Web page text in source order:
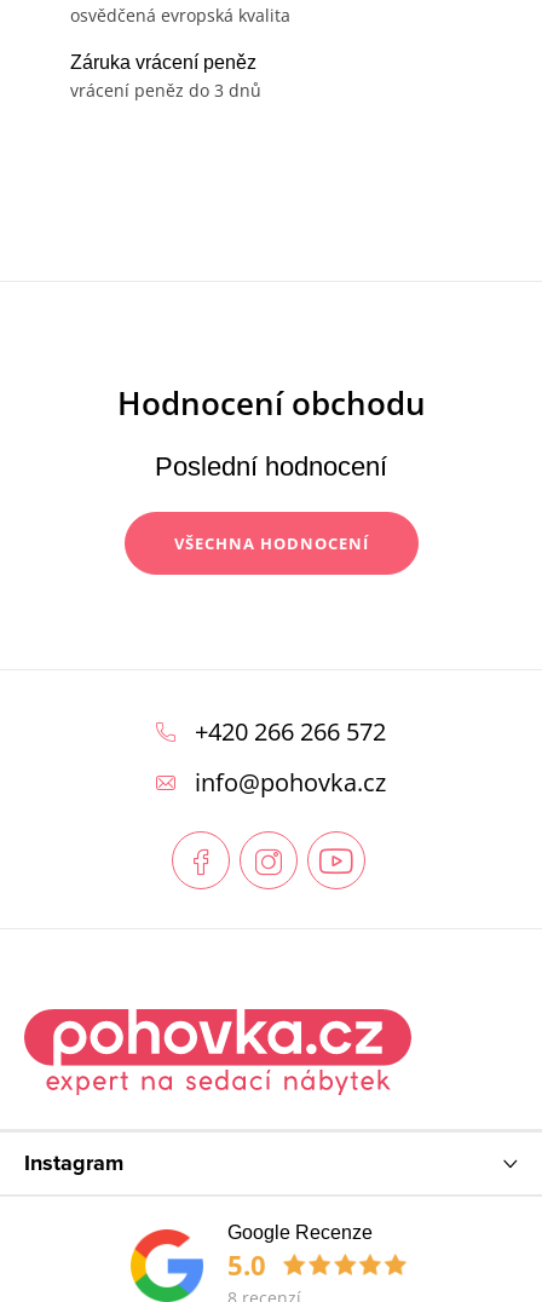
osvědčená evropská kvalita
Záruka vrácení peněz
vrácení peněz do 3 dnů
Poslední hodnocení
VŠECHNA HODNOCENÍ
+420 266 266 572
info@pohovka.cz
Instagram
Google Recenze
5.0